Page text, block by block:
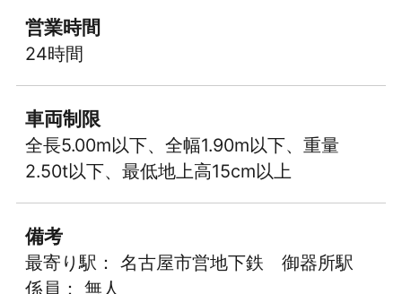
営業時間
24時間
車両制限
全長5.00m以下、全幅1.90m以下、重量
2.50t以下、最低地上高15cm以上
備考
最寄り駅： 名古屋市営地下鉄 御器所駅
係員： 無人